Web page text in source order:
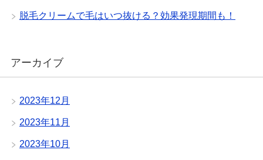
脱毛クリームで毛はいつ抜ける？効果発現期間も！
アーカイブ
2023年12月
2023年11月
2023年10月